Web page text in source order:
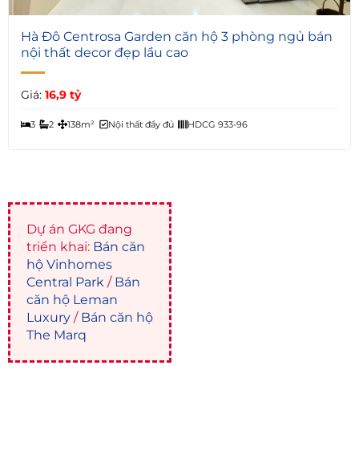
6
Hà Đô Centrosa Garden căn hộ 3 phòng ngủ bán
nội thất decor đẹp lầu cao
Giá: 16,9 tỷ
3 2 138m² Nội thất đầy đủ HDCG 933-96
Dự án GKG đang
triển khai: Bán căn
hộ Vinhomes
Central Park / Bán
căn hộ Leman
Luxury / Bán căn hộ
The Marq